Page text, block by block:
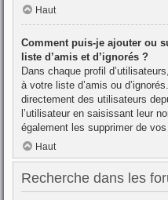
Haut
Comment puis-je ajouter ou
liste d’amis et d’ignorés ?
Dans chaque profil
à votre liste d’amis ou
directement des utilisateurs
l’utilisateur en saisissant leur
également les supprimer de
Haut
Recherche dans les